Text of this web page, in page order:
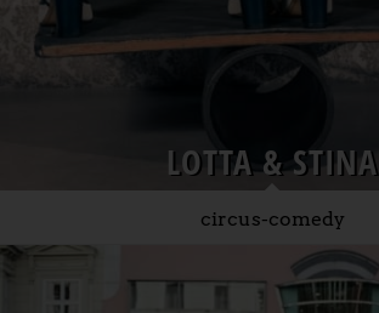
LOTTA & STINA
circus-comedy